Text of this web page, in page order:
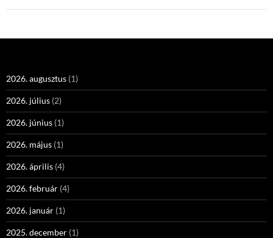
2026. augusztus (1)
2026. július (2)
2026. június (1)
2026. május (1)
2026. április (4)
2026. február (4)
2026. január (1)
2025. december (1)